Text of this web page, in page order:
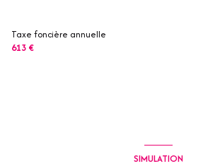
Taxe foncière annuelle
613 €
SIMULATION